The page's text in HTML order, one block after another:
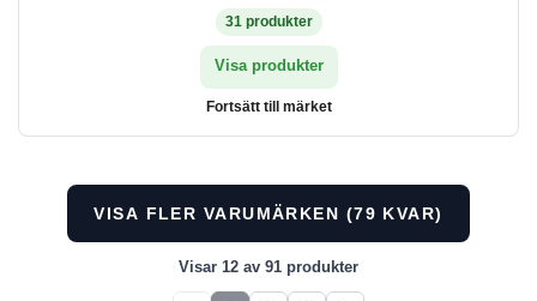
31 produkter
Visa produkter
Fortsätt till märket
VISA FLER VARUMÄRKEN (79 KVAR)
Visar 12 av 91 produkter